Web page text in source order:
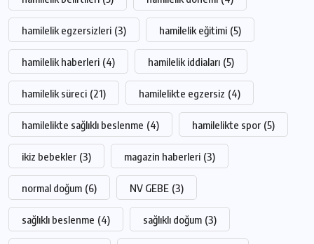
hamilelik egzersizleri (3) hamilelik eğitimi (5)
hamilelik haberleri (4) hamilelik iddiaları (5)
hamilelik süreci (21) hamilelikte egzersiz (4)
hamilelikte sağlıklı beslenme (4) hamilelikte spor (5)
ikiz bebekler (3) magazin haberleri (3)
normal doğum (6) NV GEBE (3)
sağlıklı beslenme (4) sağlıklı doğum (3)